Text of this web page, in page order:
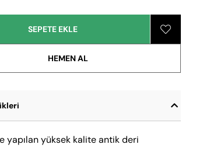
yapılan yüksek kalite antik deri